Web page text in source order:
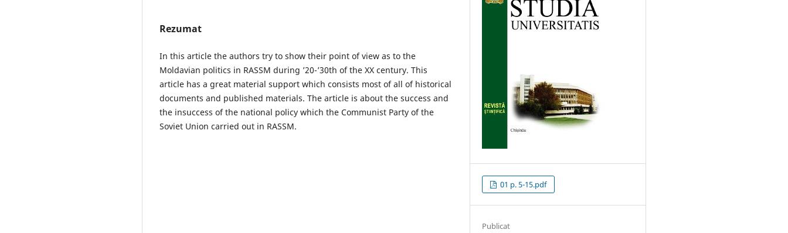
Rezumat
In this article the authors try to show their point of view as to the
Moldavian politics in RASSM during ’20-’30th of the XX century. This
article has a great material support which consists most of all of historical
documents and published materials. The article is about the success and
the insuccess of the national policy which the Communist Party of the
Soviet Union carried out in RASSM.
01 p. 5-15.pdf
Publicat